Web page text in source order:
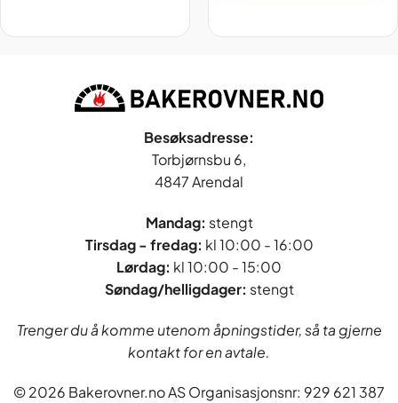
Besøksadresse:
Torbjørnsbu 6,
4847 Arendal
Mandag: stengt
Tirsdag - fredag: kl 10:00 - 16:00
Lørdag: kl 10:00 - 15:00
Søndag/helligdager: stengt
Trenger du å komme utenom åpningstider, så ta gjerne
kontakt for en avtale.
© 2026 Bakerovner.no AS Organisasjonsnr: 929 621 387